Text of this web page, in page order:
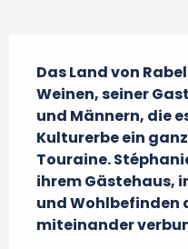
Das Land von
Weinen, seiner
und Männern, die
Kulturerbe ein
Touraine.
ihrem Gästehaus,
und Wohlbefinden
miteinander